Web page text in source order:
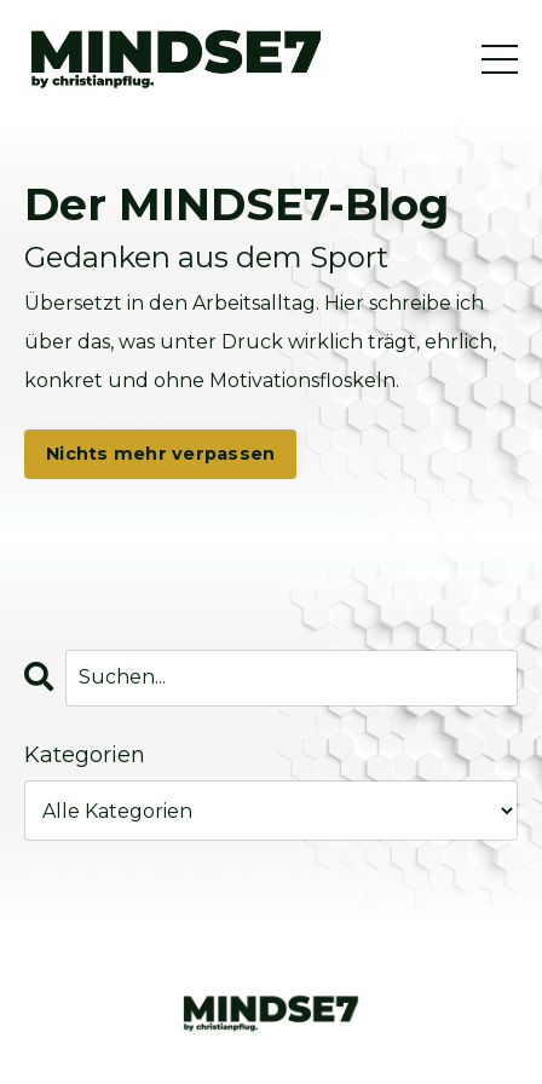
Der MINDSE7-Blog
Gedanken aus dem Sport
Übersetzt in den Arbeitsalltag. Hier schreibe ich
über das, was unter Druck wirklich trägt, ehrlich,
konkret und ohne Motivationsfloskeln.
Nichts mehr verpassen
Kategorien